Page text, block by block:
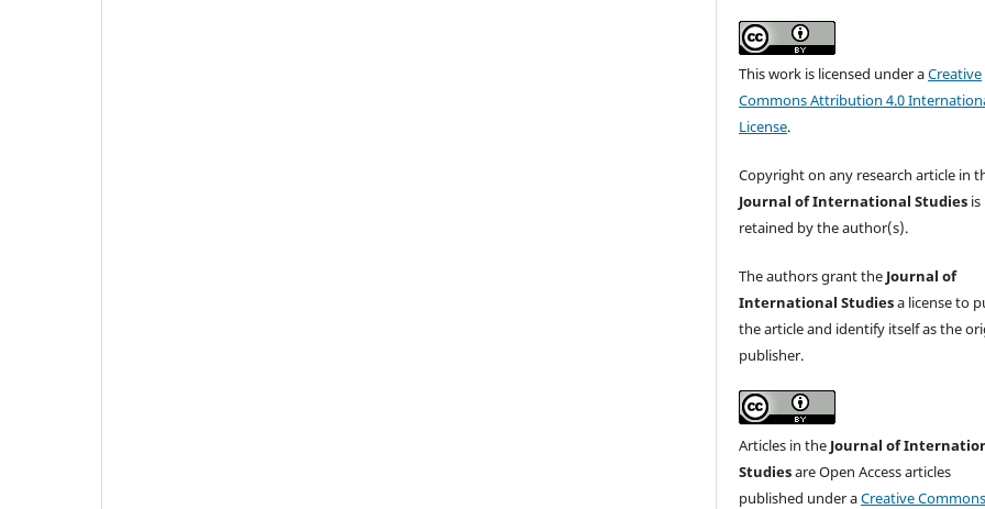
This work is licensed under aCreative
Commons Attribution 4.0
License.
Copyright on any research article in
Journal of International Studies is
retained by the author(s).
The authors grant the Journal of
International Studiesa license to
the article and identify itself as the
publisher.
Articles in the Journal of
Studiesare Open Access articles
published under aCreative Commons